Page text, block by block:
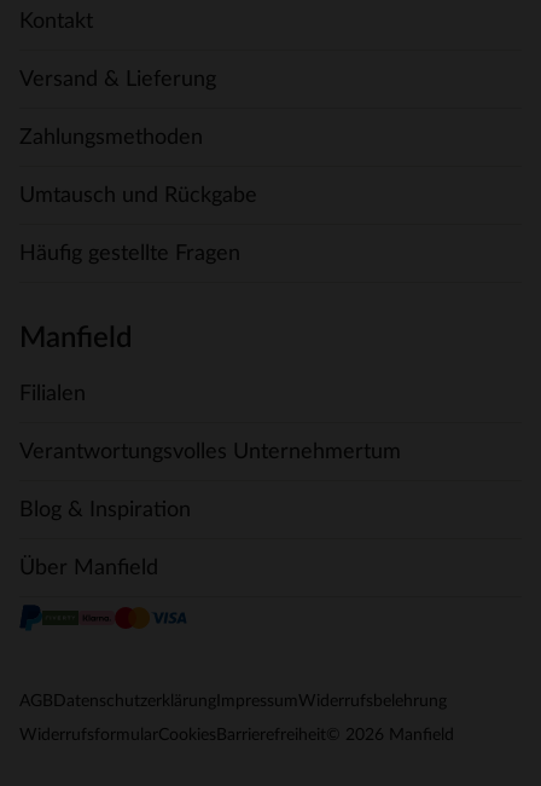
Kontakt
Versand & Lieferung
Zahlungsmethoden
Umtausch und Rückgabe
Häufig gestellte Fragen
Manfield
Filialen
Verantwortungsvolles Unternehmertum
Blog & Inspiration
Über Manfield
AGB Datenschutzerklärung Impressum Widerrufsbelehrung
WiderrufsformularCookies Barrierefreiheit © 2026 Manfield